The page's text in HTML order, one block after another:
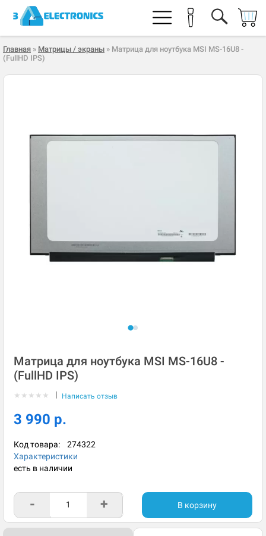
Главная » Матрицы / экраны » Матрица для ноутбука MSI MS-16U8 -
(FullHD IPS)
Матрица для ноутбука MSI MS-16U8 -
(FullHD IPS)
★ ★ ★ ★ ★ | Написать отзыв
3 990 р.
Код товара: 274322
Характеристики
есть в наличии
- + В корзину